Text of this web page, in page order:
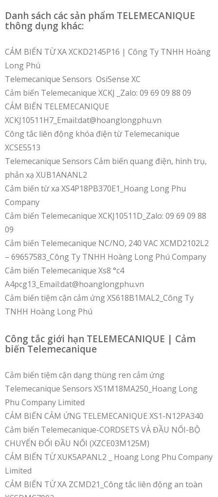
Danh sách các sản phẩm TELEMECANIQUE
thông dụng khác:
CẢM BIẾN TỪ XA XCKD2145P16 | Công Ty TNHH Hoàng
Long Phú
Telemecanique Sensors OsiSense XC
Cảm biến Telemecanique XCKJ _Zalo: 09 69 09 88 09
CẢM BIẾN TELEMECANIQUE
XCKJ10511H7_Email:dat@hoanglongphu.vn
Công tắc liên động khóa điện từ Telemecanique
XCSE5513
Telemecanique Sensors Cảm biến quang điện, hình trụ,
phản xạ XUB1ANANL2
Cảm biến từ xa XS4P18PB370E1_Hoang Long Phu
Company
Cảm biến Telemecanique XCKJ10511D_Zalo: 09 69 09 88
09
Cảm biến Telemecanique NC/NO, 240 VAC XCMD2102L2
– 69657583_Công Ty TNHH Hoàng Long Phú Company
Cảm biến Telemecanique Xs8 °c4
A4pcg13_Email:dat@hoanglongphu.vn
Cảm biến tiệm cận cảm ứng XS618B1MAL2_Công Ty
TNHH Hoàng Long Phú
Công tắc giới hạn TELEMECANIQUE | Cảm
biến Telemecanique
Cảm biến tiệm cận dạng thùng ren cảm ứng
Telemecanique Sensors XS1M18MA250_Hoang Long
Phu Company Limited
CẢM BIẾN CẢM ỨNG TELEMECANIQUE XS1-N12PA340
Cảm biến Telemecanique-CORDSETS VÀ ĐẦU NỐI-BỘ
CHUYỂN ĐỔI ĐẦU NỐI (XZCE03M125M)
CẢM BIẾN TỪ XUK5APANL2 _ Hoang Long Phu Company
Limited
CẢM BIẾN TỪ XA ZCMD21_Công tắc liên động an toàn